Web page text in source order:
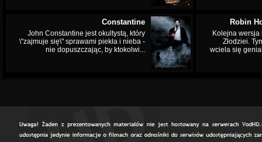
Constantine
John Constantine jest okultystą, który
\"zajmuje się\" sprawami piekła i nieba -
nie dopuszczając, by ktokolwi...
Robin
Kolejna wersja
Złodziei.
wciela się